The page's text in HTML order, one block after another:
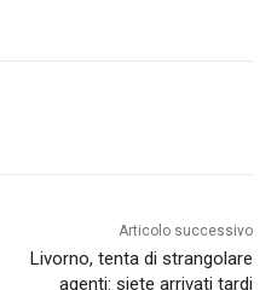
Articolo successivo
Livorno, tenta di strangolare
agenti: siete arrivati tardi